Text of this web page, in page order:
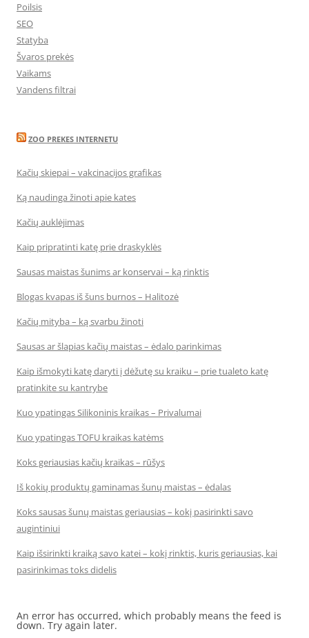
Poilsis
SEO
Statyba
Švaros prekės
Vaikams
Vandens filtrai
ZOO PREKES INTERNETU
Kačių skiepai – vakcinacijos grafikas
Ką naudinga žinoti apie kates
Kačių auklėjimas
Kaip pripratinti katę prie draskyklės
Sausas maistas šunims ar konservai – ką rinktis
Blogas kvapas iš šuns burnos – Halitozė
Kačių mityba – ką svarbu žinoti
Sausas ar šlapias kačių maistas – ėdalo parinkimas
Kaip išmokyti katę daryti į dėžutę su kraiku – prie tualeto katę
pratinkite su kantrybe
Kuo ypatingas Silikoninis kraikas – Privalumai
Kuo ypatingas TOFU kraikas katėms
Koks geriausias kačių kraikas – rūšys
Iš kokių produktų gaminamas šunų maistas – ėdalas
Koks sausas šunų maistas geriausias – kokį pasirinkti savo
augintiniui
Kaip išsirinkti kraiką savo katei – kokį rinktis, kuris geriausias, kai
pasirinkimas toks didelis
An error has occurred, which probably means the feed is
down. Try again later.